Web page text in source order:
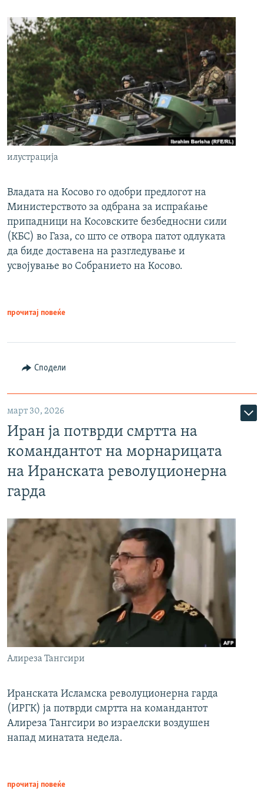
илустрација
Владата на Косово го одобри предлогот на
Министерството за одбрана за испраќање
припадници на Косовските безбедносни сили
(КБС) во Газа, со што се отвора патот одлуката
да биде доставена на разгледување и
усвојување во Собранието на Косово.
прочитај повеќе
Сподели
март 30, 2026
Иран ја потврди смртта на
командантот на морнарицата
на Иранската револуционерна
гарда
Алиреза Тангсири
Иранската Исламска револуционерна гарда
(ИРГК) ја потврди смртта на командантот
Алиреза Тангсири во израелски воздушен
напад минатата недела.
прочитај повеќе